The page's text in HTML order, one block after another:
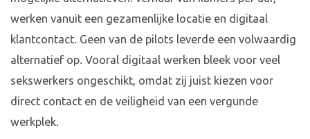
werken vanuit een gezamenlijke locatie en digitaal
klantcontact. Geen van de pilots leverde een volwaardig
alternatief op. Vooral digitaal werken bleek voor veel
sekswerkers ongeschikt, omdat zij juist kiezen voor
direct contact en de veiligheid van een vergunde
werkplek.